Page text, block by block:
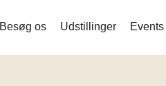
Besøg os Udstillinger Events